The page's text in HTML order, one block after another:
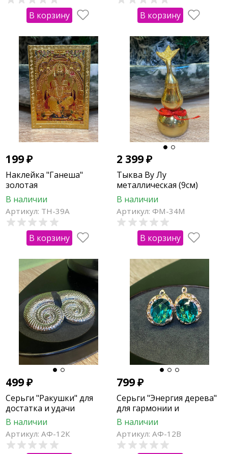
В корзину В корзину
199₽
Наклейка "Ганеша"
золотая
В наличии
Артикул: ТН-39А
В корзину
2 399₽
Тыква Ву Лу
металлическая (9см)
В наличии
Артикул: ФМ-34М
В корзину
499₽
Серьги "Ракушки" для
достатка и удачи
В наличии
Артикул: АФ-12К
799₽
Серьги "Энергия дерева"
для гармонии и
восстановления сил
В наличии
Артикул: АФ-12В